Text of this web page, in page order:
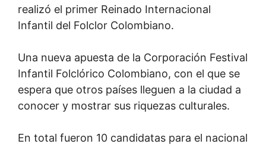
realizó el primer Reinado Internacional
Infantil del Folclor Colombia­no.
Una nueva apuesta de la Corporación Festival
Infantil Folclórico Colombiano, con el que se
espera que otros países lleguen a la ciudad a
conocer y mostrar sus riquezas culturales.
En total fueron 10 candidatas para el nacio­nal